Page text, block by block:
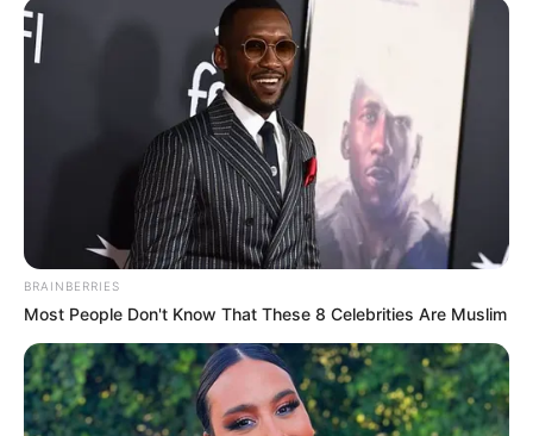
આઘાત સહન કરવાનો વારો આવી શકે છે.
BRAINBERRIES
Most People Don't Know That These 8 Celebrities Are Muslim